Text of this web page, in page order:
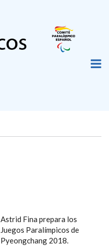
Astrid Fina prepara los
Juegos Paralímpicos de
Pyeongchang 2018.